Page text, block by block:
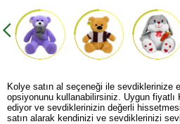
Kolye satın al seçeneği ile sevdiklerinize
opsiyonunu kullanabilirsiniz. Uygun
ediyor ve sevdiklerinizin değerli
satın alarak kendinizi ve sevdiklerinizi